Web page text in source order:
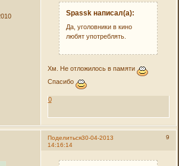
Spassk написал(а):
Да, уголовники в кино
любят употреблять.
Хм. Не отложилось в памяти
Спасибо
0
Поделиться 9
30-04-2013
14:16:14